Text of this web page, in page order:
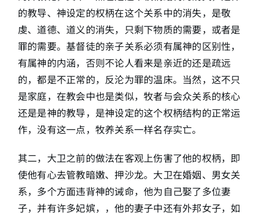
的教导、神设定的权柄在这个关系中的消失，是敬
虔、道德、道义的消失，只剩下物质的需要，或者是
罪的需要。基督徒的亲子关系必须有属神的区别性，
有属神的内涵，否则不论人看来是亲近的还是疏远
的，都是不正常的，反沦为罪的温床。当然，这不只
是家庭，在教会中也是类似，牧者与会众关系的核心
还是是神的教导，是神设定的这个权柄结构的正常运
作，没有这一点，牧养关系一样名存实亡。
其二，大卫之前的做法在客观上伤害了他的权柄，即
使他有心去管教暗嫩、押沙龙。大卫在婚姻、男女关
系，多个方面违背神的诫命，他为自己娶了多位妻
子，并有许多妃嫔，，他的妻子中还有外邦女子，如